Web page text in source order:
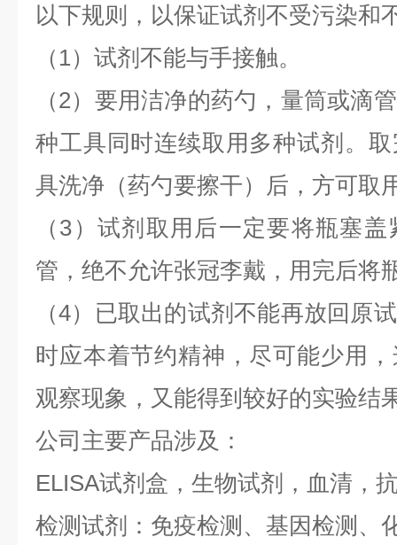
以下规则，以保证试剂不受污染和
（1）试剂不能与手接触。
（2）要用洁净的药勺，量筒或滴
种工具同时连续取用多种试剂。
具洗净（药勺要擦干）后，方可取
（3）试剂取用后一定要将瓶塞
管，绝不允许张冠李戴，用完后将
（4）已取出的试剂不能再放回原
时应本着节约精神，尽可能少用
观察现象，又能得到较好的实验结
公司主要产品涉及：
ELISA试剂盒，生物试剂，血清，
检测试剂：免疫检测、基因检测、